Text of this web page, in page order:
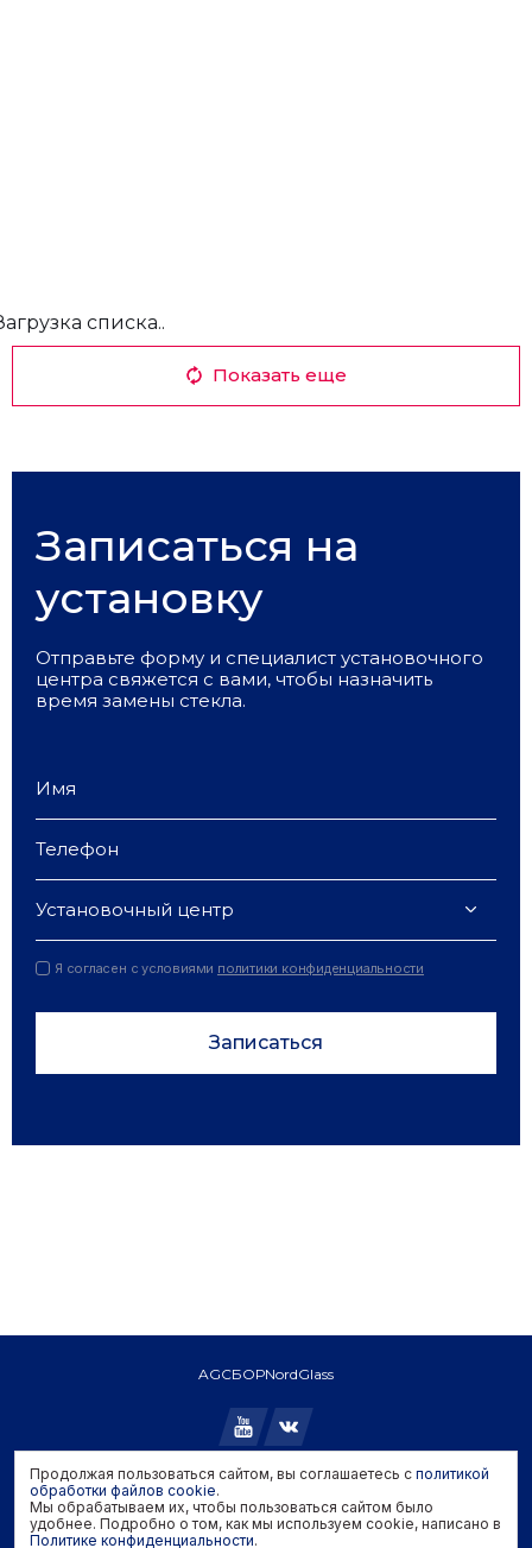
списка..
Показать еще
Записаться на
установку
Отправьте форму и специалист установочного
центра свяжется с вами, чтобы назначить
время замены стекла.
Установочный центр
Я согласен с условиями политики конфиденциальности
Записаться
AGCБОРNordGlass
Copyright © 2026 AGC. All rights reserved.
Политика конфиденциальности
Политика обработки файлов cookie
Продолжая пользоваться сайтом, вы соглашаетесь с политикой
обработки файлов cookie.
Мы обрабатываем их, чтобы пользоваться сайтом было
удобнее. Подробно о том, как мы используем cookie, написано в
Политике конфиденциальности.